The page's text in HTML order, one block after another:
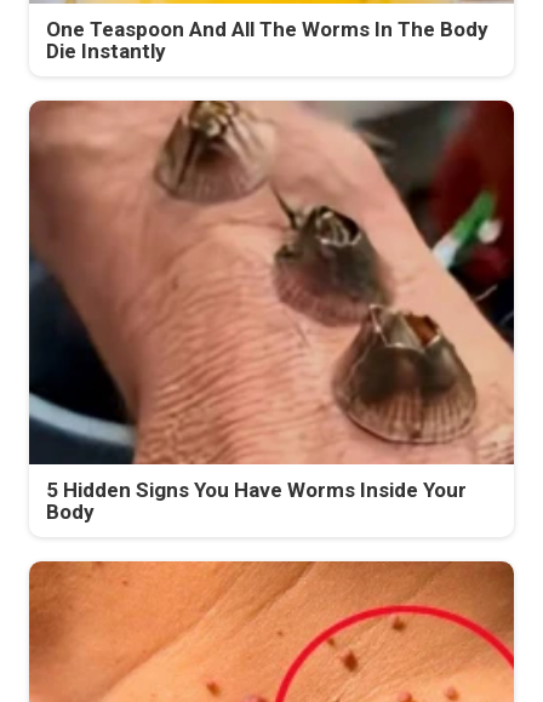
One Teaspoon And All The Worms In The Body
Die Instantly
5 Hidden Signs You Have Worms Inside Your
Body